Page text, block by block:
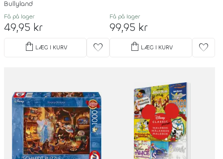
Bullyland
Få på lager
49,95 kr
shopping_bag LÆG I KURV favorite
Få på lager
99,95 kr
shopping_bag LÆG I KURV favorite